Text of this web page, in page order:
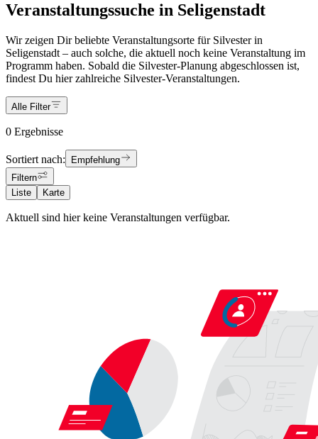
Veranstaltungssuche in Seligenstadt
Wir zeigen Dir beliebte Veranstaltungsorte für Silvester in
Seligenstadt – auch solche, die aktuell noch keine Veranstaltung im
Programm haben. Sobald die Silvester-Planung abgeschlossen ist,
findest Du hier zahlreiche Silvester-Veranstaltungen.
Alle Filter
0 Ergebnisse
Sortiert nach:
Empfehlung
Filtern
Liste
Karte
Aktuell sind hier keine Veranstaltungen verfügbar.